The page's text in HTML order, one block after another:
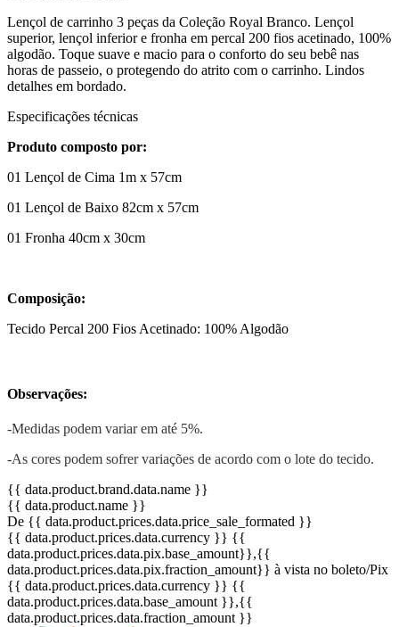
Lençol de carrinho 3 peças da Coleção Royal Branco. Lençol
superior, lençol inferior e fronha em percal 200 fios acetinado, 100%
algodão. Toque suave e macio para o conforto do seu bebê nas
horas de passeio, o protegendo do atrito com o carrinho. Lindos
detalhes em bordado.
Especificações técnicas
Produto composto por:
01 Lençol de Cima 1m x 57cm
01 Lençol de Baixo 82cm x 57cm
01 Fronha 40cm x 30cm
Composição:
Tecido Percal 200 Fios Acetinado: 100% Algodão
Observações:
-Medidas podem variar em até 5%.
-As cores podem sofrer variações de acordo com o lote do tecido.
{{ data.product.brand.data.name }}
{{ data.product.name }}
De {{ data.product.prices.data.price_sale_formated }}
{{ data.product.prices.data.currency }} {{
data.product.prices.data.pix.base_amount}},{{
data.product.prices.data.pix.fraction_amount}} à vista no boleto/Pix
{{ data.product.prices.data.currency }} {{
data.product.prices.data.base_amount }},{{
data.product.prices.data.fraction_amount }}